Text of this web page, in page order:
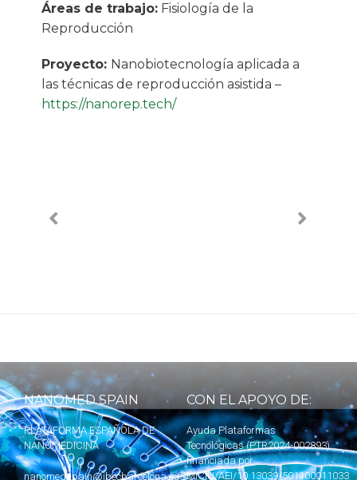
Áreas de trabajo: Fisiología de la
Reproducción
Proyecto: Nanobiotecnología aplicada a
las técnicas de reproducción asistida –
https://nanorep.tech/
NANOMED SPAIN
PLATAFORMA ESPAÑOLA DE
NANOMEDICINA
nanomedspain@ibecbarcelona.eu
CON EL APOYO DE:
Ayuda Plataformas
Tecnológicas (PTR2024-002893)
financiada por
MICIU/AEI/10.13039/501100011033